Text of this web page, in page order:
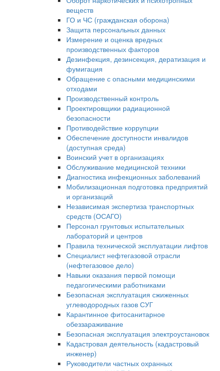
веществ
ГО и ЧС (гражданская оборона)
Защита персональных данных
Измерение и оценка вредных
производственных факторов
Дезинфекция, дезинсекция, дератизация и
фумигация
Обращение с опасными медицинскими
отходами
Производственный контроль
Проектировщики радиационной
безопасности
Противодействие коррупции
Обеспечение доступности инвалидов
(доступная среда)
Воинский учет в организациях
Обслуживание медицинской техники
Диагностика инфекционных заболеваний
Мобилизационная подготовка предприятий
и организаций
Независимая экспертиза транспортных
средств (ОСАГО)
Персонал грунтовых испытательных
лабораторий и центров
Правила технической эксплуатации лифтов
Специалист нефтегазовой отрасли
(нефтегазовое дело)
Навыки оказания первой помощи
педагогическими работниками
Безопасная эксплуатация сжиженных
углеводородных газов СУГ
Карантинное фитосанитарное
обеззараживание
Безопасная эксплуатация электроустановок
Кадастровая деятельность (кадастровый
инженер)
Руководители частных охранных